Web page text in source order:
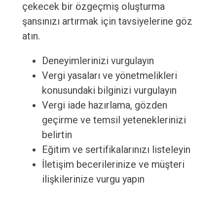
çekecek bir özgeçmiş oluşturma
şansınızı artırmak için tavsiyelerine göz
atın.
Deneyimlerinizi vurgulayın
Vergi yasaları ve yönetmelikleri
konusundaki bilginizi vurgulayın
Vergi iade hazırlama, gözden
geçirme ve temsil yeteneklerinizi
belirtin
Eğitim ve sertifikalarınızı listeleyin
İletişim becerilerinize ve müşteri
ilişkilerinize vurgu yapın